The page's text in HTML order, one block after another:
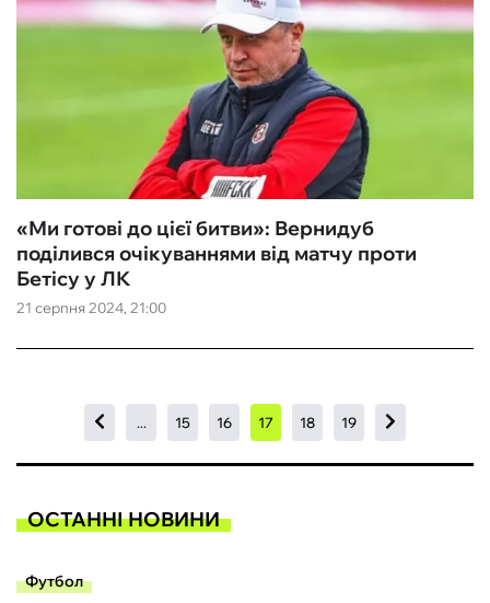
21 серпня 2024, 21:00
«Ми готові до цієї битви‎»: Вернидуб
поділився очікуваннями від матчу проти
Бетісу у ЛК
... 15 16 17 18 19
ОСТАННІ НОВИНИ
Футбол